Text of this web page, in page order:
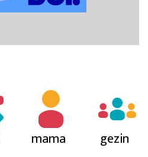
mama gezin